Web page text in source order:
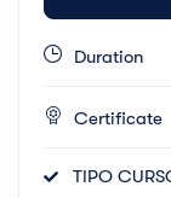
Duration
Certificate
TIPO